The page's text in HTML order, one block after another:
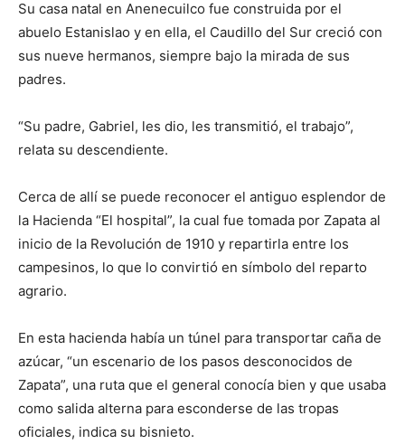
Su casa natal en Anenecuilco fue construida por el
abuelo Estanislao y en ella, el Caudillo del Sur creció con
sus nueve hermanos, siempre bajo la mirada de sus
padres.
“Su padre, Gabriel, les dio, les transmitió, el trabajo”,
relata su descendiente.
Cerca de allí se puede reconocer el antiguo esplendor de
la Hacienda “El hospital”, la cual fue tomada por Zapata al
inicio de la Revolución de 1910 y repartirla entre los
campesinos, lo que lo convirtió en símbolo del reparto
agrario.
En esta hacienda había un túnel para transportar caña de
azúcar, “un escenario de los pasos desconocidos de
Zapata”, una ruta que el general conocía bien y que usaba
como salida alterna para esconderse de las tropas
oficiales, indica su bisnieto.